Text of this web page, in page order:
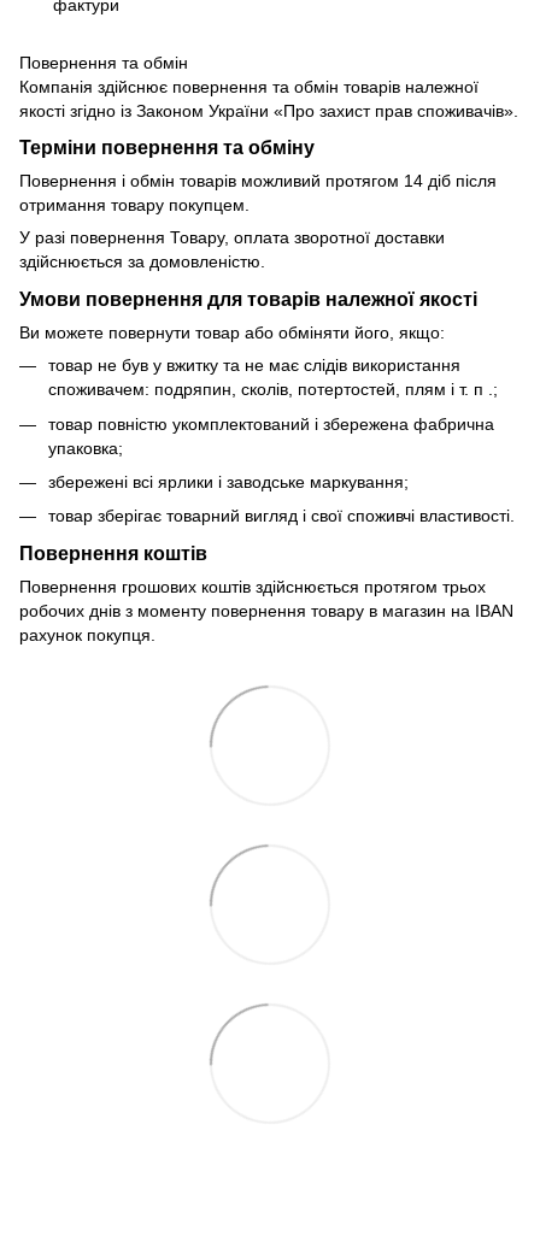
фактури
Повернення та обмін
Компанія здійснює повернення та обмін товарів належної
якості згідно із Законом України «Про захист прав споживачів».
Терміни повернення та обміну
Повернення і обмін товарів можливий протягом 14 діб після
отримання товару покупцем.
У разі повернення Товару, оплата зворотної доставки
здійснюється за домовленістю.
Умови повернення для товарів належної якості
Ви можете повернути товар або обміняти його, якщо:
товар не був у вжитку та не має слідів використання
споживачем: подряпин, сколів, потертостей, плям і т. п .;
товар повністю укомплектований і збережена фабрична
упаковка;
збережені всі ярлики і заводське маркування;
товар зберігає товарний вигляд і свої споживчі властивості.
Повернення коштів
Повернення грошових коштів здійснюється протягом трьох
робочих днів з моменту повернення товару в магазин на IBAN
рахунок покупця.